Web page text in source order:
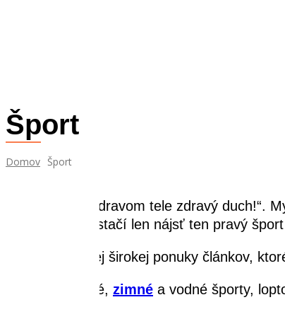
Šport
Domov Šport
Hovorí sa, „v zdravom tele zdravý duch!“.
úplne každý – stačí len nájsť ten pravý
Vyber si z našej širokej ponuky článkov,
, bojové, zimné a vodné športy,